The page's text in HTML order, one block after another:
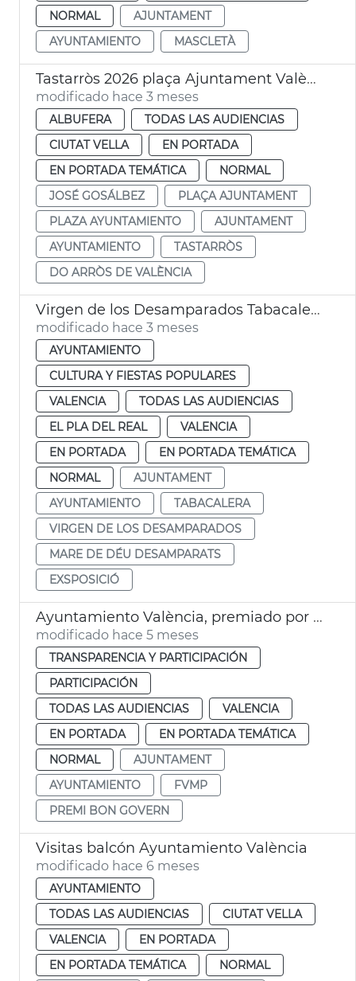
NORMAL
AJUNTAMENT
AYUNTAMIENTO
MASCLETÀ
Tastarròs 2026 plaça Ajuntament València
modificado hace 3 meses
ALBUFERA
TODAS LAS AUDIENCIAS
CIUTAT VELLA
EN PORTADA
EN PORTADA TEMÁTICA
NORMAL
JOSÉ GOSÁLBEZ
PLAÇA AJUNTAMENT
PLAZA AYUNTAMIENTO
AJUNTAMENT
AYUNTAMIENTO
TASTARRÒS
DO ARRÒS DE VALÈNCIA
Virgen de los Desamparados Tabacalera València
modificado hace 3 meses
AYUNTAMIENTO
CULTURA Y FIESTAS POPULARES
VALENCIA
TODAS LAS AUDIENCIAS
EL PLA DEL REAL
VALENCIA
EN PORTADA
EN PORTADA TEMÁTICA
NORMAL
AJUNTAMENT
AYUNTAMIENTO
TABACALERA
VIRGEN DE LOS DESAMPARADOS
MARE DE DÉU DESAMPARATS
EXSPOSICIÓ
Ayuntamiento València, premiado por la FVMP
modificado hace 5 meses
TRANSPARENCIA Y PARTICIPACIÓN
PARTICIPACIÓN
TODAS LAS AUDIENCIAS
VALENCIA
EN PORTADA
EN PORTADA TEMÁTICA
NORMAL
AJUNTAMENT
AYUNTAMIENTO
FVMP
PREMI BON GOVERN
Visitas balcón Ayuntamiento València
modificado hace 6 meses
AYUNTAMIENTO
TODAS LAS AUDIENCIAS
CIUTAT VELLA
VALENCIA
EN PORTADA
EN PORTADA TEMÁTICA
NORMAL